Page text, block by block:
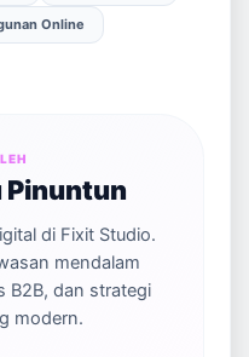
Online
Pinuntun
di Fixit Studio.
mendalam
B2B, dan strategi
modern.